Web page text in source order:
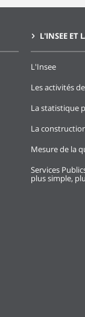
L'INSEE ET
L'Insee
Les activités
La statistique
La
Mesure de la
Services
plus simple,